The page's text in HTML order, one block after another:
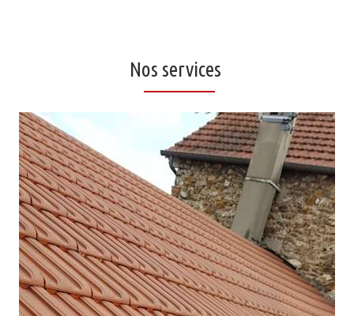
Nos services